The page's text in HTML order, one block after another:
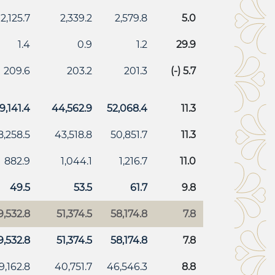
2,125.7 2,339.2 2,579.8 5.0
1.4 0.9 1.2 29.9
209.6 203.2 201.3 (-) 5.7
44,562.9 52,068.4 11.3
43,518.8 50,851.7 11.3
882.9 1,044.1 1,216.7 11.0
49.5 53.5 61.7 9.8
51,374.5 58,174.8 7.8
51,374.5 58,174.8 7.8
40,751.7 46,546.3 8.8